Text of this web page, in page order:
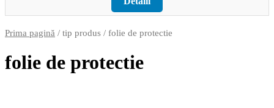
Prima pagină / tip produs / folie de protectie
folie de protectie